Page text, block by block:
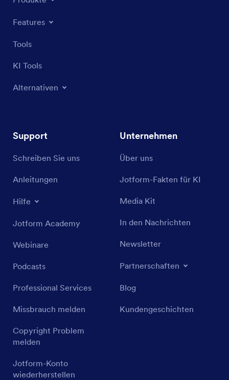
Features
Tools
KI Tools
Alternativen
Support
Schreiben Sie uns
Anleitungen
Hilfe
Jotform Academy
Webinare
Podcasts
Professional Services
Missbrauch melden
Copyright Problem
melden
Jotform-Konto
wiederherstellen
Unternehmen
Über uns
Jotform-Fakten für KI
Media Kit
In den Nachrichten
Newsletter
Partnerschaften
Blog
Kundengeschichten